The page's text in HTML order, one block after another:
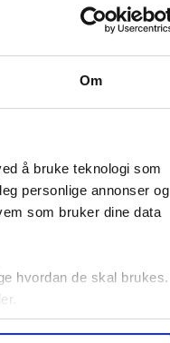
Om
å bruke teknologi som
personlige annonser og
som bruker dine data
hvordan de skal brukes.